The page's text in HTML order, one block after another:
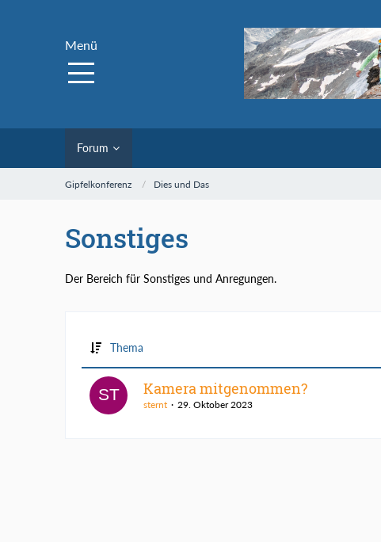
Menü
Forum
Gipfelkonferenz Dies und Das
Sonstiges
Der Bereich für Sonstiges und Anregungen.
Thema
Kamera mitgenommen?
sternt 29. Oktober 2023